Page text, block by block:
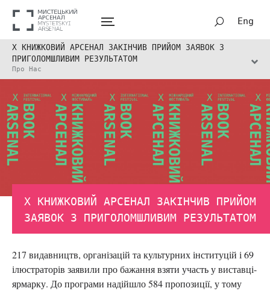
Eng
Х КНИЖКОВИЙ АРСЕНАЛ ЗАКІНЧИВ ПРИЙОМ ЗАЯВОК З
ПРИГОЛОМШЛИВИМ РЕЗУЛЬТАТОМ
Про Нас
Х КНИЖКОВИЙ АРСЕНАЛ ЗАКІНЧИВ ПРИЙОМ
ЗАЯВОК З ПРИГОЛОМШЛИВИМ РЕЗУЛЬТАТОМ
217 видавництв, організацій та культурних інституцій і 69
ілюстраторів заявили про бажання взяти участь у виставці-
ярмарку. До програми надійшло 584 пропозиції, у тому